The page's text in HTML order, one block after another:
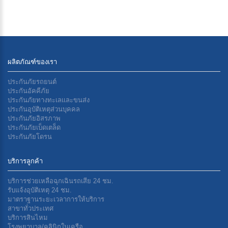
ผลิตภัณฑ์ของเรา
ประกันภัยรถยนต์
ประกันอัคคีภัย
ประกันภัยทางทะเลเเละขนส่ง
ประกันอุบัติเหตุส่วนบุคคล
ประกันภัยอิสรภาพ
ประกันภัยเบ็ดเตล็ด
ประกันภัยโดรน
บริการลูกค้า
บริการช่วยเหลือฉุกเฉินรถเสีย 24 ชม.
รับแจ้งอุบัติเหตุ 24 ชม.
มาตราฐานระยะเวลาการให้บริการ
สาขาทั่วประเทศ
บริการสินไหม